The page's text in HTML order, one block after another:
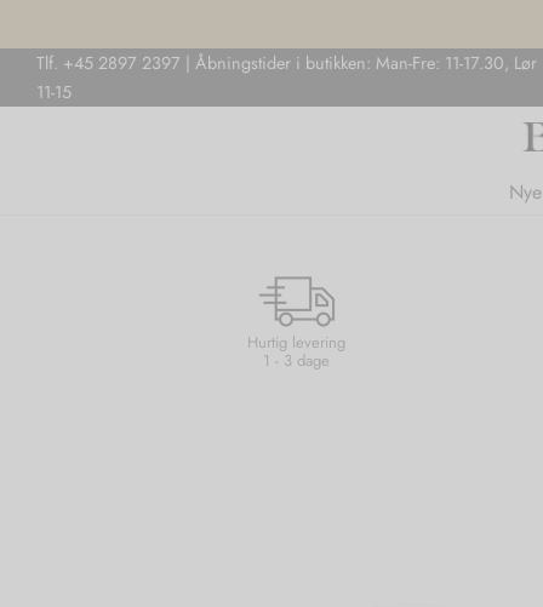
Tlf. +45 2897 2397 | Åbningstider i butikken: Man-Fre: 11-17.30, Lør
11-15
Hurtig levering
1 - 3 dage